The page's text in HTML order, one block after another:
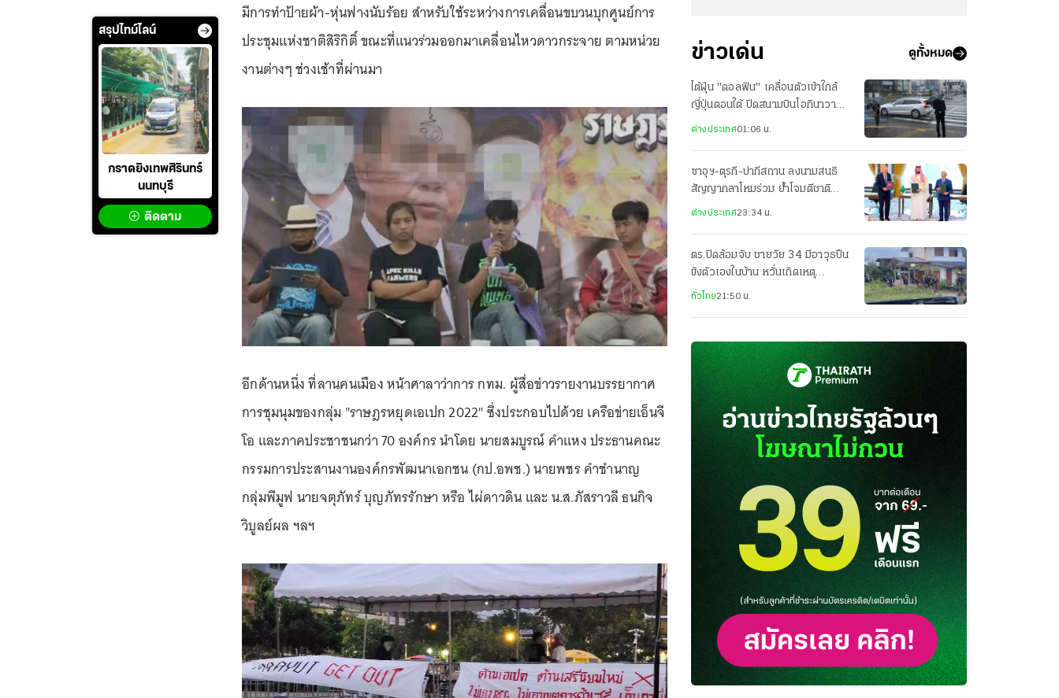
สรุปไทม์ไลน์
กราดยิงเทพศิรินทร์
นนทบุรี
ติดตาม
มีการทำป้ายผ้า-หุ่นฟางนับร้อย สำหรับใช้ระหว่างการเคลื่อนขบวนบุกศูนย์การ
ประชุมแห่งชาติสิริกิติ์ ขณะที่แนวร่วมออกมาเคลื่อนไหวดาวกระจาย ตามหน่วย
งานต่างๆ ช่วงเช้าที่ผ่านมา
อีกด้านหนึ่ง ที่ลานคนเมือง หน้าศาลาว่าการ กทม. ผู้สื่อข่าวรายงานบรรยากาศ
การชุมนุมของกลุ่ม "ราษฎรหยุดเอเปก 2022" ซึ่งประกอบไปด้วย เครือข่ายเอ็นจี
โอ และภาคประชาชนกว่า 70 องค์กร นำโดย นายสมบูรณ์ คำแหง ประธานคณะ
กรรมการประสานงานองค์กรพัฒนาเอกชน (กป.อพช.) นายพชร คำชำนาญ
กลุ่มพีมูฟ นายจตุภัทร์ บุญภัทรรักษา หรือ ไผ่ดาวดิน และ น.ส.ภัสราวลี ธนกิจ
วิบูลย์ผล ฯลฯ
ข่าวเด่น ดูทั้งหมด
ไต้ฝุ่น "ดอลฟิน" เคลื่อนตัวเข้าใกล้
ญี่ปุ่นตอนใต้ ปิดสนามบินโอกินาวา
อพยพประชาชน-เจ็บ 3 ราย
ต่างประเทศ01:06 น.
ซาอุฯ-ตุรกี-ปากีสถาน ลงนามสนธิ
สัญญากลาโหมร่วม ย้ำโจมตีชาติ
เดียวเท่ากับโจมตีทั้ง 3 ประเทศ
ต่างประเทศ23:34 น.
ตร.ปิดล้อมจับ ชายวัย 34 มีอาวุธปืน
ขังตัวเองในบ้าน หวั่นเกิดเหตุ
อันตราย
ทั่วไทย21:50 น.